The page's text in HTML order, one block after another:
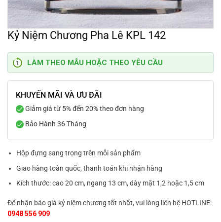
Kỷ Niệm Chương Pha Lê KPL 142
LÀM THEO MẪU HOẶC THEO YÊU CẦU
KHUYẾN MÃI VÀ ƯU ĐÃI
Giảm giá từ 5% đến 20% theo đơn hàng
Bảo Hành 36 Tháng
Hộp đựng sang trọng trên mỗi sản phẩm
Giao hàng toàn quốc, thanh toán khi nhận hàng
Kích thước: cao 20 cm, ngang 13 cm, dày mặt 1,2 hoặc 1,5 cm
Để nhận báo giá kỷ niệm chương tốt nhất, vui lòng liên hệ HOTLINE:
0948 556 909